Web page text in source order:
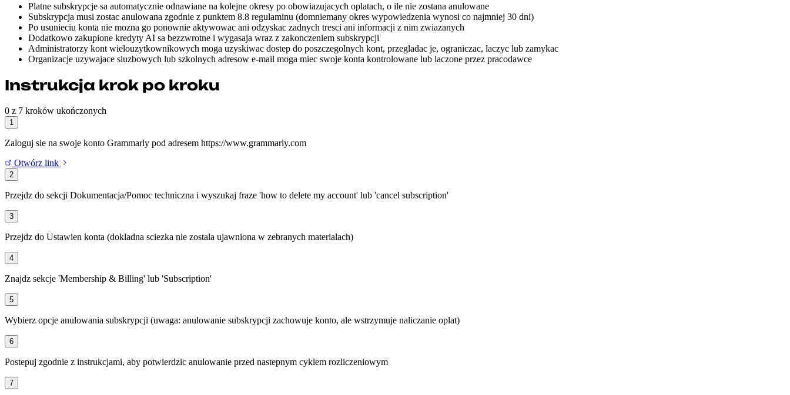
Platne subskrypcje sa automatycznie odnawiane na kolejne okresy po obowiazujacych oplatach, o ile nie zostana anulowane
Subskrypcja musi zostac anulowana zgodnie z punktem 8.8 regulaminu (domniemany okres wypowiedzenia wynosi co najmniej 30 dni)
Po usunieciu konta nie mozna go ponownie aktywowac ani odzyskac zadnych tresci ani informacji z nim zwiazanych
Dodatkowo zakupione kredyty AI sa bezzwrotne i wygasaja wraz z zakonczeniem subskrypcji
Administratorzy kont wielouzytkownikowych moga uzyskiwac dostep do poszczegolnych kont, przegladac je, ograniczac, laczyc lub zamykac
Organizacje uzywajace sluzbowych lub szkolnych adresow e-mail moga miec swoje konta kontrolowane lub laczone przez pracodawce
Instrukcja krok po kroku
0 z 7 kroków ukończonych
1
Zaloguj sie na swoje konto Grammarly pod adresem https://www.grammarly.com
Otwórz link
2
Przejdz do sekcji Dokumentacja/Pomoc techniczna i wyszukaj fraze 'how to delete my account' lub 'cancel subscription'
3
Przejdz do Ustawien konta (dokladna sciezka nie zostala ujawniona w zebranych materialach)
4
Znajdz sekcje 'Membership & Billing' lub 'Subscription'
5
Wybierz opcje anulowania subskrypcji (uwaga: anulowanie subskrypcji zachowuje konto, ale wstrzymuje naliczanie oplat)
6
Postepuj zgodnie z instrukcjami, aby potwierdzic anulowanie przed nastepnym cyklem rozliczeniowym
7